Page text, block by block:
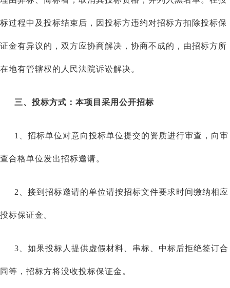
标过程中及投标结束后，因投标方违约对招标方扣除投标保
证金有异议的，双方应协商解决，协商不成的，由招标方所
在地有管辖权的人民法院诉讼解决。
三、投标方式：本项目采用公开招标
1、招标单位对意向投标单位提交的资质进行审查，向审
查合格单位发出招标邀请。
2、接到招标邀请的单位请按招标文件要求时间缴纳相应
投标保证金。
3、如果投标人提供虚假材料、串标、中标后拒绝签订合
同等，招标方将没收投标保证金。